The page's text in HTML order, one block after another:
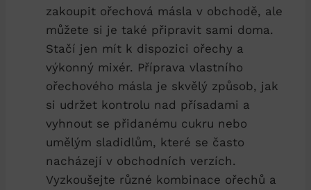
zakoupit ořechová másla v obchodě, ale
můžete si je také připravit sami doma.
Stačí jen mít k dispozici ořechy a
výkonný mixér. Příprava vlastního
ořechového másla je skvělý způsob, jak
si udržet kontrolu nad přísadami a
vyhnout se přidanému cukru nebo
umělým sladidlům, které se často
nacházejí v obchodních verzích.
Vyzkoušejte různé kombinace ořechů a